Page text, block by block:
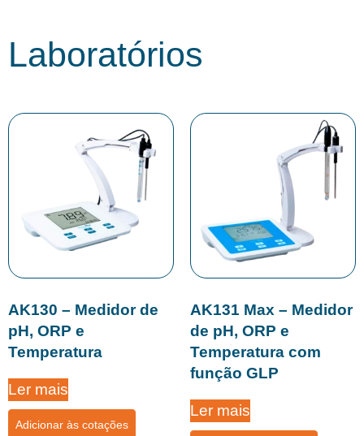
Laboratórios
AK130 – Medidor de
pH, ORP e
Temperatura
Ler mais
Adicionar às cotações
AK131 Max – Medidor
de pH, ORP e
Temperatura com
função GLP
Ler mais